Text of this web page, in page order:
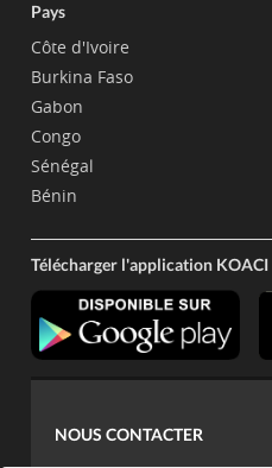
Pays
Côte d'Ivoire
Burkina Faso
Gabon
Congo
Sénégal
Bénin
Télécharger l'application KOACI
NOUS CONTACTER